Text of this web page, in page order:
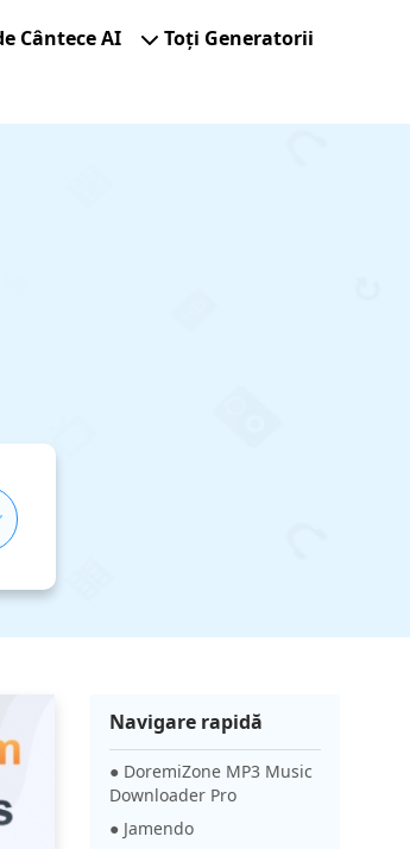
Cântece AI Toți Generatorii
Navigare rapidă
● DoremiZone MP3 Music
Downloader Pro
● Jamendo